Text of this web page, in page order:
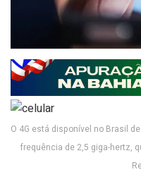
O 4G está disponível no Brasil
frequência de 2,5 giga-hertz,